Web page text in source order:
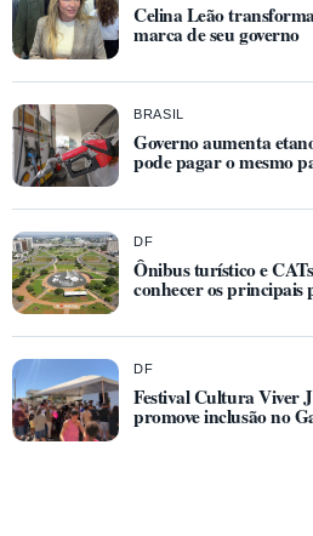
Celina Leão
marca de seu governo
BRASIL
Governo aumenta
pode pagar o mesmo
DF
Ônibus turístico e
conhecer os principais
DF
Festival Cultura Viver
promove inclusão no